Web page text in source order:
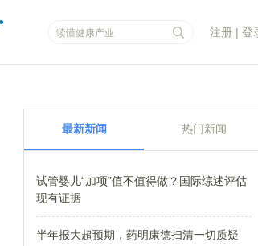
注册 | 登
最新新闻 热门新闻
试管婴儿“加项”值不值得做？国际综述评估
现有证据
半年报大超预期，药明康德扫清一切质疑